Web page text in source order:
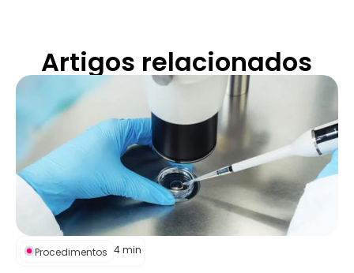
Artigos relacionados
Procedimentos 4min